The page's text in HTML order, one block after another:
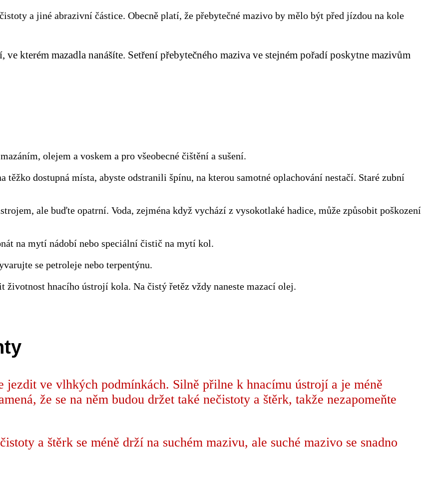
a jiné abrazivní částice. Obecně platí, že přebytečné mazivo by mělo být před jízdou na kole
kterém mazadla nanášíte. Setření přebytečného maziva ve stejném pořadí poskytne mazivům
olejem a voskem a pro všeobecné čištění a sušení.
dostupná místa, abyste odstranili špínu, na kterou samotné oplachování nestačí. Staré zubní
ale buďte opatrní. Voda, zejména když vychází z vysokotlaké hadice, může způsobit poškození
na mytí nádobí nebo speciální čistič na mytí kol.
se petroleje nebo terpentýnu.
životnost hnacího ústrojí kola. Na čistý řetěz vždy naneste mazací olej.
jezdit ve vlhkých podmínkách. Silně přilne k hnacímu ústrojí a je méně
že se na něm budou držet také nečistoty a štěrk, takže nezapomeňte
a štěrk se méně drží na suchém mazivu, ale suché mazivo se snadno